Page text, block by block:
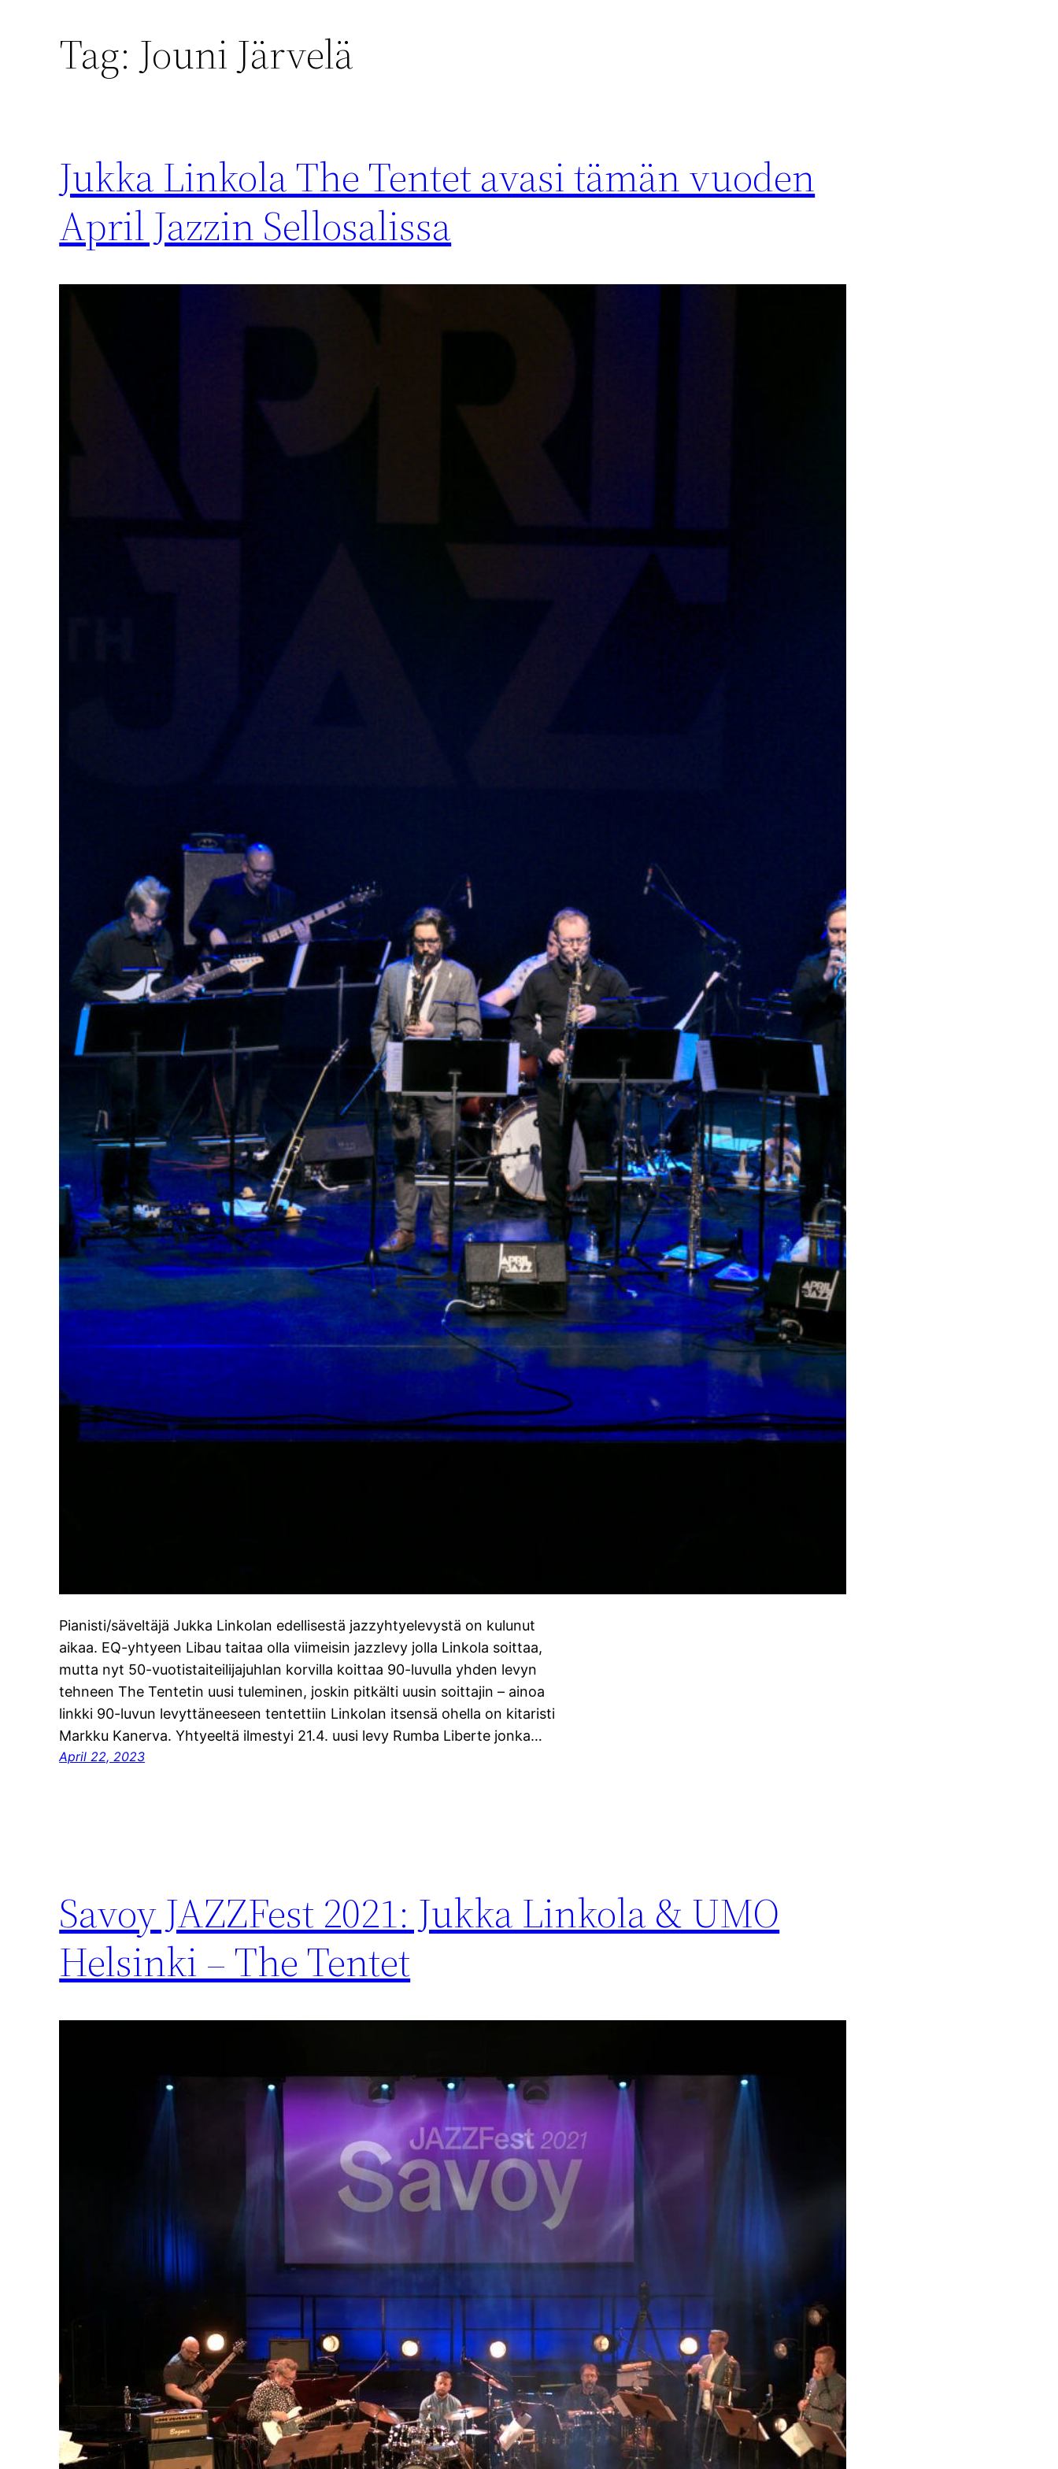
Tag: Jouni Järvelä
Jukka Linkola The Tentet avasi tämän vuoden
April Jazzin Sellosalissa
Pianisti/säveltäjä Jukka Linkolan edellisestä jazzyhtyelevystä on kulunut
aikaa. EQ-yhtyeen Libau taitaa olla viimeisin jazzlevy jolla Linkola soittaa,
mutta nyt 50-vuotistaiteilijajuhlan korvilla koittaa 90-luvulla yhden levyn
tehneen The Tentetin uusi tuleminen, joskin pitkälti uusin soittajin – ainoa
linkki 90-luvun levyttäneeseen tentettiin Linkolan itsensä ohella on kitaristi
Markku Kanerva. Yhtyeeltä ilmestyi 21.4. uusi levy Rumba Liberte jonka…
April 22, 2023
Savoy JAZZFest 2021: Jukka Linkola & UMO
Helsinki – The Tentet